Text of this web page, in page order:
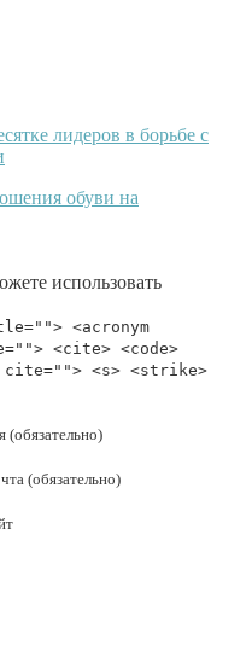
лидеров в борьбе с
обуви на
использовать
<acronym
<cite> <code>
cite=""> <s> <strike>
(обязательно)
(обязательно)